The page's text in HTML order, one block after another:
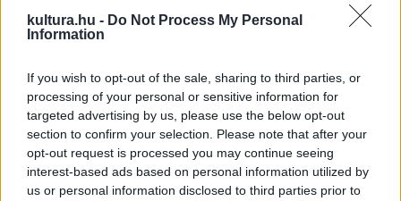
kultura.hu - Do Not Process My Personal
Information
If you wish to opt-out of the sale, sharing to third parties, or
processing of your personal or sensitive information for
targeted advertising by us, please use the below opt-out
section to confirm your selection. Please note that after your
opt-out request is processed you may continue seeing
interest-based ads based on personal information utilized by
us or personal information disclosed to third parties prior to
zenészek Amerika szerte elismert művészek: az album
hangmérnökeJuan Alcarro Pueblo
AFar Awaycímű album megszületése után lehetőség nyílt
arra, hogy a lemezt valamennyi nemzetközi közreműködővel
a hazai közönségnek is bemutathassák. A tavaly év végi
Budapesti Őszi Fesztiválon tartott koncert teljes telt ház